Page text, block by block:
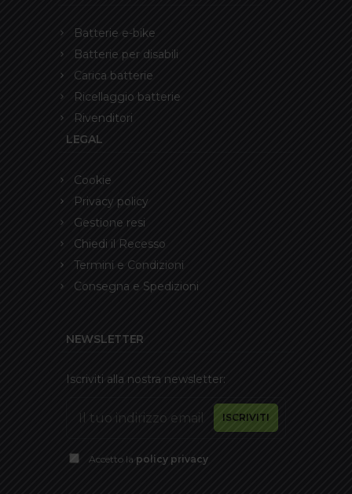
Batterie e-bike
Batterie per disabili
Carica batterie
Ricellaggio batterie
Rivenditori
LEGAL
Cookie
Privacy policy
Gestione resi
Chiedi il Recesso
Termini e Condizioni
Consegna e Spedizioni
NEWSLETTER
Iscriviti alla nostra newsletter:
Accetto la policy privacy